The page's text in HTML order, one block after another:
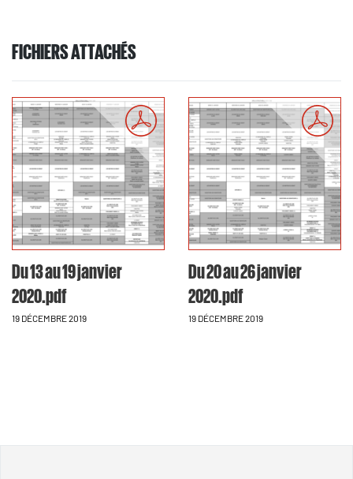
FICHIERS ATTACHÉS
Du 13 au 19 janvier
2020.pdf
19 DÉCEMBRE 2019
Du 20 au 26 janvier
2020.pdf
19 DÉCEMBRE 2019